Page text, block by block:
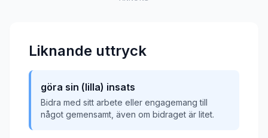
Liknande uttryck
göra sin (lilla) insats
Bidra med sitt arbete eller engagemang till
något gemensamt, även om bidraget är litet.